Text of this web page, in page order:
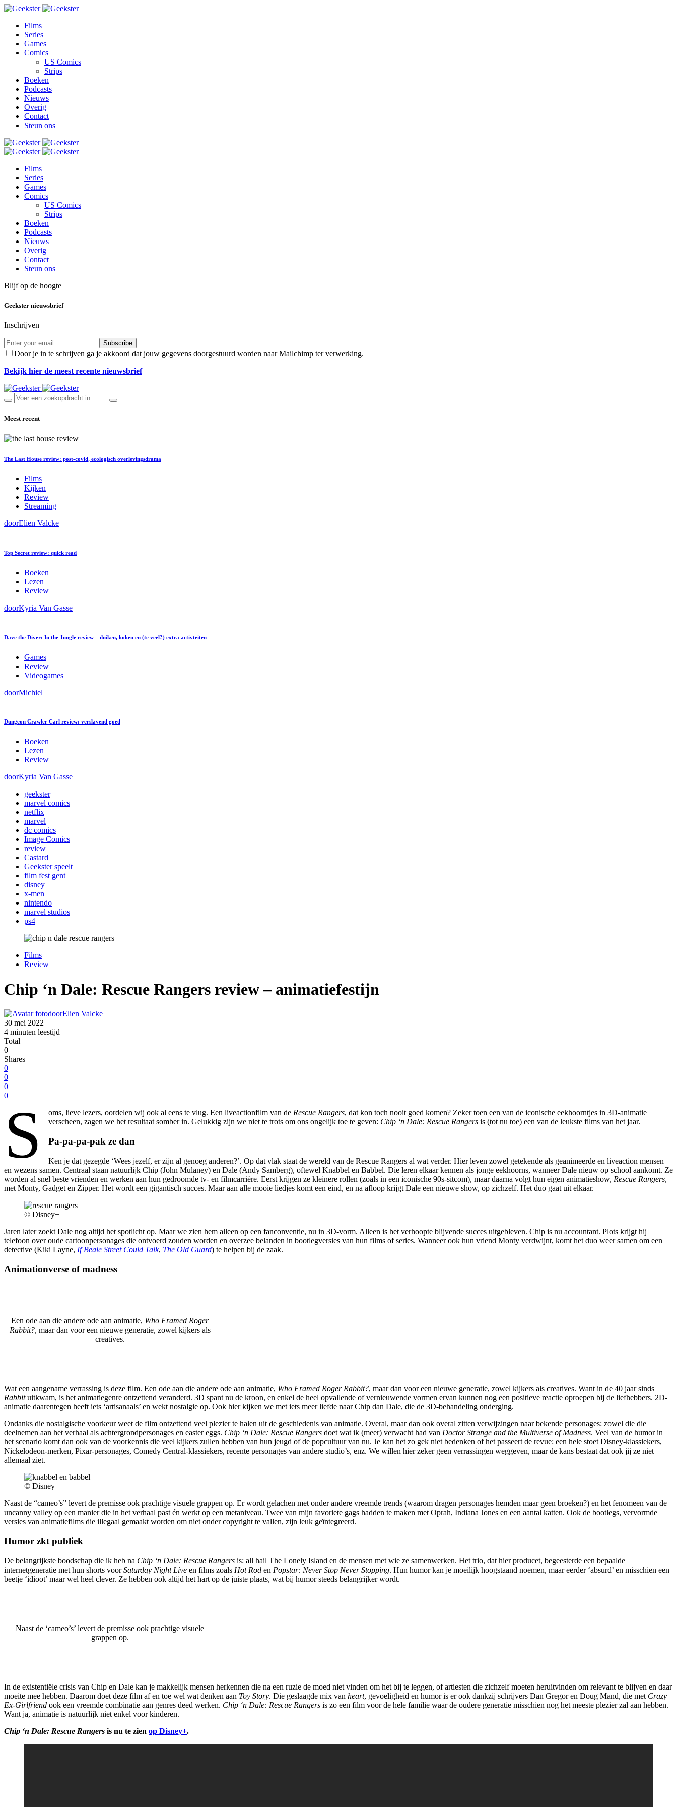
Films
Series
Games
Comics
US Comics
Strips
Boeken
Podcasts
Nieuws
Overig
Contact
Steun ons
Films
Series
Games
Comics
US Comics
Strips
Boeken
Podcasts
Nieuws
Overig
Contact
Steun ons
Blijf op de hoogte
Geekster nieuwsbrief
Inschrijven
Subscribe
Door je in te schrijven ga je akkoord dat jouw gegevens doorgestuurd worden naar Mailchimp ter verwerking.
Bekijk hier de meest recente nieuwsbrief
Meest recent
The Last House review: post-covid, ecologisch overlevingsdrama
Films
Kijken
Review
Streaming
doorElien Valcke
Top Secret review: quick read
Boeken
Lezen
Review
doorKyria Van Gasse
Dave the Diver: In the Jungle review – duiken, koken en (te veel?) extra activteiten
Games
Review
Videogames
doorMichiel
Dungeon Crawler Carl review: verslavend goed
Boeken
Lezen
Review
doorKyria Van Gasse
geekster
marvel comics
netflix
marvel
dc comics
Image Comics
review
Castard
Geekster speelt
film fest gent
disney
x-men
nintendo
marvel studios
ps4
Films
Review
Chip ‘n Dale: Rescue Rangers review – animatiefestijn
doorElien Valcke
30 mei 2022
4 minuten leestijd
Total
0
Shares
0
0
0
0
S oms, lieve lezers, oordelen wij ook al eens te vlug. Een liveactionfilm van de Rescue Rangers, dat kon toch nooit goed komen? Zeker toen een van de iconische eekhoorntjes in 3D-animatie
verscheen, zagen we het resultaat somber in. Gelukkig zijn we niet te trots om ons ongelijk toe te geven: Chip ‘n Dale: Rescue Rangers is (tot nu toe) een van de leukste films van het jaar.
Pa-pa-pa-pak ze dan
Ken je dat gezegde ‘Wees jezelf, er zijn al genoeg anderen?’. Op dat vlak staat de wereld van de Rescue Rangers al wat verder. Hier leven zowel getekende als geanimeerde en liveaction mensen
en wezens samen. Centraal staan natuurlijk Chip (John Mulaney) en Dale (Andy Samberg), oftewel Knabbel en Babbel. Die leren elkaar kennen als jonge eekhoorns, wanneer Dale nieuw op school aankomt. Ze
worden al snel beste vrienden en werken aan hun gedroomde tv- en filmcarrière. Eerst krijgen ze kleinere rollen (zoals in een iconische 90s-sitcom), maar daarna volgt hun eigen animatieshow, Rescue Rangers,
met Monty, Gadget en Zipper. Het wordt een gigantisch succes. Maar aan alle mooie liedjes komt een eind, en na afloop krijgt Dale een nieuwe show, op zichzelf. Het duo gaat uit elkaar.
© Disney+
Jaren later zoekt Dale nog altijd het spotlicht op. Maar we zien hem alleen op een fanconventie, nu in 3D-vorm. Alleen is het verhoopte blijvende succes uitgebleven. Chip is nu accountant. Plots krijgt hij
telefoon over oude cartoonpersonages die ontvoerd zouden worden en overzee belanden in bootlegversies van hun films of series. Wanneer ook hun vriend Monty verdwijnt, komt het duo weer samen om een
detective (Kiki Layne, If Beale Street Could Talk, The Old Guard) te helpen bij de zaak.
Animationverse of madness
Een ode aan die andere ode aan animatie, Who Framed Roger
Rabbit?, maar dan voor een nieuwe generatie, zowel kijkers als
creatives.
Wat een aangename verrassing is deze film. Een ode aan die andere ode aan animatie, Who Framed Roger Rabbit?, maar dan voor een nieuwe generatie, zowel kijkers als creatives. Want in de 40 jaar sinds
Rabbituitkwam, is het animatiegenre ontzettend veranderd. 3D spant nu de kroon, en enkel de heel opvallende of vernieuwende vormen ervan kunnen nog een positieve reactie oproepen bij de liefhebbers. 2D-
animatie daarentegen heeft iets ‘artisanaals’ en wekt nostalgie op. Ook hier kijken we met iets meer liefde naar Chip dan Dale, die de 3D-behandeling onderging.
Ondanks die nostalgische voorkeur weet de film ontzettend veel plezier te halen uit de geschiedenis van animatie. Overal, maar dan ook overal zitten verwijzingen naar bekende personages: zowel die die
deelnemen aan het verhaal als achtergrondpersonages en easter eggs. Chip ‘n Dale: Rescue Rangers doet wat ik (meer) verwacht had van Doctor Strange and the Multiverse of Madness. Veel van de humor in
het scenario komt dan ook van de voorkennis die veel kijkers zullen hebben van hun jeugd of de popcultuur van nu. Je kan het zo gek niet bedenken of het passeert de revue: een hele stoet Disney-klassiekers,
Nickelodeon-merken, Pixar-personages, Comedy Central-klassiekers, recente personages van andere studio’s, enz. We willen hier zeker geen verrassingen weggeven, maar de kans bestaat dat ook jij ze niet
allemaal ziet.
© Disney+
Naast de “cameo’s” levert de premisse ook prachtige visuele grappen op. Er wordt gelachen met onder andere vreemde trends (waarom dragen personages hemden maar geen broeken?) en het fenomeen van de
uncanny valley op een manier die in het verhaal past én werkt op een metaniveau. Twee van mijn favoriete gags hadden te maken met Oprah, Indiana Jones en een aantal katten. Ook de bootlegs, vervormde
versies van animatiefilms die illegaal gemaakt worden om niet onder copyright te vallen, zijn leuk geïntegreerd.
Humor zkt publiek
De belangrijkste boodschap die ik heb na Chip ‘n Dale: Rescue Rangers is: all hail The Lonely Island en de mensen met wie ze samenwerken. Het trio, dat hier producet, begeesterde een bepaalde
internetgeneratie met hun shorts voorSaturday Night Live en films zoals Hot Rod en Popstar: Never Stop Never Stopping. Hun humor kan je moeilijk hoogstaand noemen, maar eerder ‘absurd’ en misschien een
beetje ‘idioot’ maar wel heel clever. Ze hebben ook altijd het hart op de juiste plaats, wat bij humor steeds belangrijker wordt.
Naast de ‘cameo’s’ levert de premisse ook prachtige visuele
grappen op.
In de existentiële crisis van Chip en Dale kan je makkelijk mensen herkennen die na een ruzie de moed niet vinden om het bij te leggen, of artiesten die zichzelf moeten heruitvinden om relevant te blijven en daar
moeite mee hebben. Daarom doet deze film af en toe wel wat denken aan Toy Story. Die geslaagde mix van heart, gevoeligheid en humor is er ook dankzij schrijvers Dan Gregor en Doug Mand, die met Crazy
Ex-Girlfriend ook een vreemde combinatie aan genres deed werken. Chip ‘n Dale: Rescue Rangers is zo een film voor de hele familie waar de oudere generatie misschien nog het meeste plezier zal aan hebben.
Want ja, animatie is natuurlijk niet enkel voor kinderen.
Chip ‘n Dale: Rescue Rangers is nu te zien op Disney+.